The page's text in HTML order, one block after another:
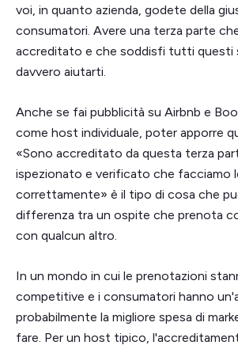
voi, in quanto azienda, godete della
consumatori. Avere una terza parte
accreditato e che soddisfi tutti questi
davvero aiutarti.
Anche se fai pubblicità su Airbnb e
come host individuale, poter apporre
«Sono accreditato da questa terza
ispezionato e verificato che facciamo
correttamente» è il tipo di cosa che
differenza tra un ospite che prenota
con qualcun altro.
In un mondo in cui le prenotazioni
competitive e i consumatori hanno
probabilmente la migliore spesa di
fare. Per un host tipico,